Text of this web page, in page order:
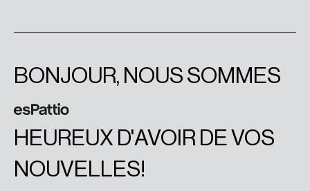
BONJOUR, NOUS SOMMES
HEUREUX D'AVOIR DE VOS
NOUVELLES!